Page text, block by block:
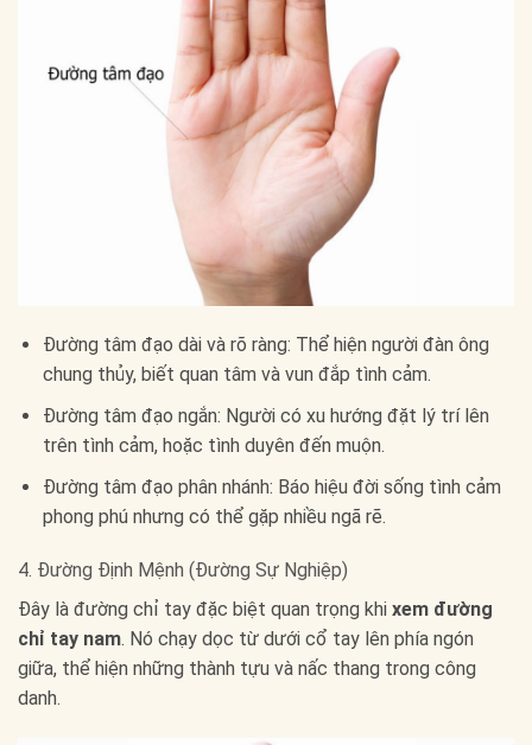
Đường tâm đạo dài và rõ ràng: Thể hiện người đàn ông
chung thủy, biết quan tâm và vun đắp tình cảm.
Đường tâm đạo ngắn: Người có xu hướng đặt lý trí lên
trên tình cảm, hoặc tình duyên đến muộn.
Đường tâm đạo phân nhánh: Báo hiệu đời sống tình cảm
phong phú nhưng có thể gặp nhiều ngã rẽ.
4. Đường Định Mệnh (Đường Sự Nghiệp)
Đây là đường chỉ tay đặc biệt quan trọng khi xem đường
chỉ tay nam. Nó chạy dọc từ dưới cổ tay lên phía ngón
giữa, thể hiện những thành tựu và nấc thang trong công
danh.